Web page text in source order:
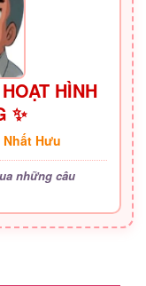
HÌNH
✨
Hưu
những câu